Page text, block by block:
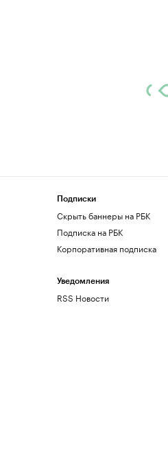
Подписки
Скрыть баннеры на РБК
Подписка на РБК
Корпоративная подписка
Уведомления
RSS Новости